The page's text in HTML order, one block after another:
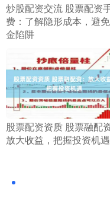
炒股配资交流 股票配资
费：了解隐形成本，避
金陷阱
股票配资资质 股票融配
放大收益，把握投资机遇